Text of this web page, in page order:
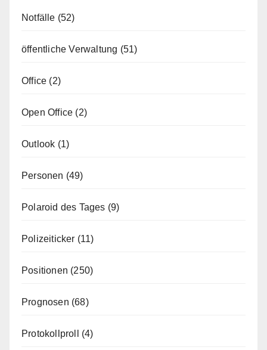
Notfälle (52)
öffentliche Verwaltung (51)
Office (2)
Open Office (2)
Outlook (1)
Personen (49)
Polaroid des Tages (9)
Polizeiticker (11)
Positionen (250)
Prognosen (68)
Protokollproll (4)